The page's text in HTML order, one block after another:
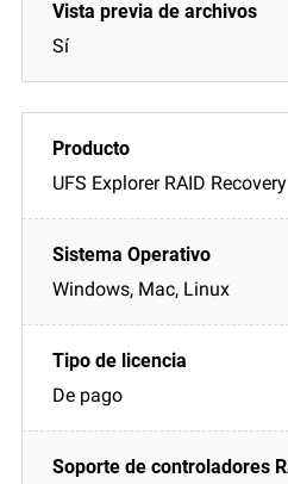
Sí
UFS Explorer RAID Recovery
Windows, Mac, Linux
De pago